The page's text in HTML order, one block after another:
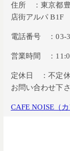
住所 ：東京都豊
店街アルパ B1F
電話番号 ：03-
営業時間 ：
定休日 ：不定
お問い合わせ下
CAFE NOISE（